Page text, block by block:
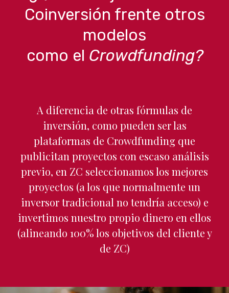
Coinversión frente otros
modelos
como el Crowdfunding?
A diferencia de otras fórmulas de
inversión, como pueden ser las
plataformas de Crowdfunding que
publicitan proyectos con escaso análisis
previo, en ZC seleccionamos los mejores
proyectos (a los que normalmente un
inversor tradicional no tendría acceso) e
invertimos nuestro propio dinero en ellos
(alineando 100% los objetivos del cliente y
de ZC)